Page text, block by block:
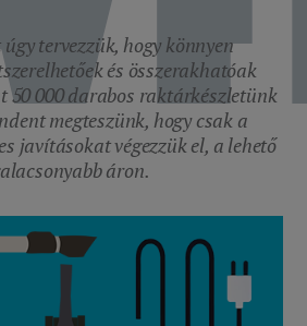
tervezzük, hogy könnyen
és összerakhatóak
50 000 darabos raktárkészletünk
megteszünk, hogy csak a
javításokat végezzük el, a lehető
áron.